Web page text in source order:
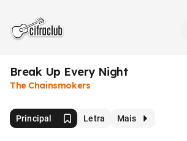
Break Up Every Night
The Chainsmokers
Principal Letra Mais